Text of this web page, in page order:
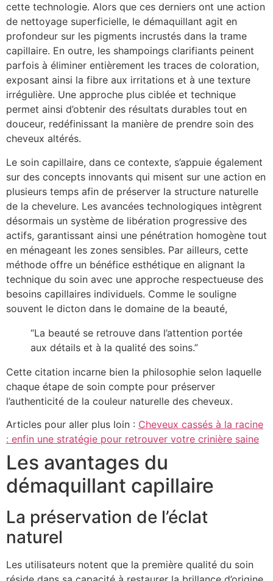
cette technologie. Alors que ces derniers ont une action
de nettoyage superficielle, le démaquillant agit en
profondeur sur les pigments incrustés dans la trame
capillaire. En outre, les shampoings clarifiants peinent
parfois à éliminer entièrement les traces de coloration,
exposant ainsi la fibre aux irritations et à une texture
irrégulière. Une approche plus ciblée et technique
permet ainsi d’obtenir des résultats durables tout en
douceur, redéfinissant la manière de prendre soin des
cheveux altérés.
Le soin capillaire, dans ce contexte, s’appuie également
sur des concepts innovants qui misent sur une action en
plusieurs temps afin de préserver la structure naturelle
de la chevelure. Les avancées technologiques intègrent
désormais un système de libération progressive des
actifs, garantissant ainsi une pénétration homogène tout
en ménageant les zones sensibles. Par ailleurs, cette
méthode offre un bénéfice esthétique en alignant la
technique du soin avec une approche respectueuse des
besoins capillaires individuels. Comme le souligne
souvent le dicton dans le domaine de la beauté,
“La beauté se retrouve dans l’attention portée
aux détails et à la qualité des soins.”
Cette citation incarne bien la philosophie selon laquelle
chaque étape de soin compte pour préserver
l’authenticité de la couleur naturelle des cheveux.
Articles pour aller plus loin : Cheveux cassés à la racine
: enfin une stratégie pour retrouver votre crinière saine
Les avantages du
démaquillant capillaire
La préservation de l’éclat
naturel
Les utilisateurs notent que la première qualité du soin